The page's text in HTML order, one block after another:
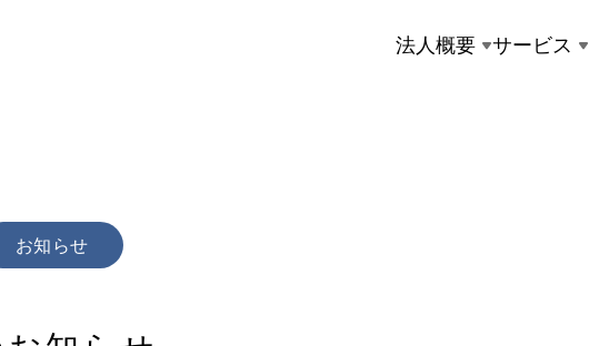
法人概要 サービス
お知らせ